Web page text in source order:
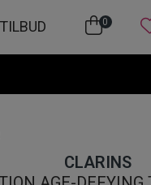
TILBUD 0
CLARINS